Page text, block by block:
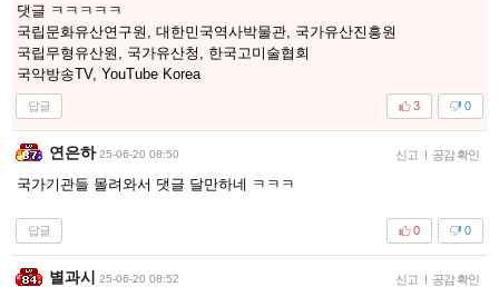
댓글 ㅋㅋㅋㅋㅋ
국립문화유산연구원, 대한민국역사박물관, 국가유산진흥원
국립무형유산원, 국가유산청, 한국고미술협회
국악방송TV, YouTube Korea
답글 0
3
연은하 25-06-20 08:50 신고 | 공감 확인
국가기관들 몰려와서 댓글 달만하네 ㅋㅋㅋ
답글 0
0
별과시 25-06-20 08:52 신고 | 공감 확인